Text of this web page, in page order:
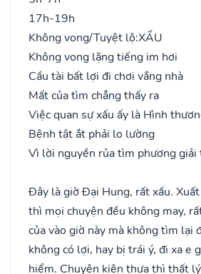
17h-19h
Không vong/Tuyệt lộ:XẤU
Không vong lặng tiếng im hơi
Cầu tài bất lợi đi chơi vắng nhà
Mất của tìm chẳng thấy ra
Việc quan sự xấu ấy là Hình
Bệnh tật ắt phải lo lường
Vì lời nguyền rủa tìm phương giải
Đây là giờ Đại Hung, rất xấu.
thì mọi chuyện đều không may,
của vào giờ này mà không tìm lại
không có lợi, hay bị trái ý, đi xa e
hiểm. Chuyện kiện thưa thì thất